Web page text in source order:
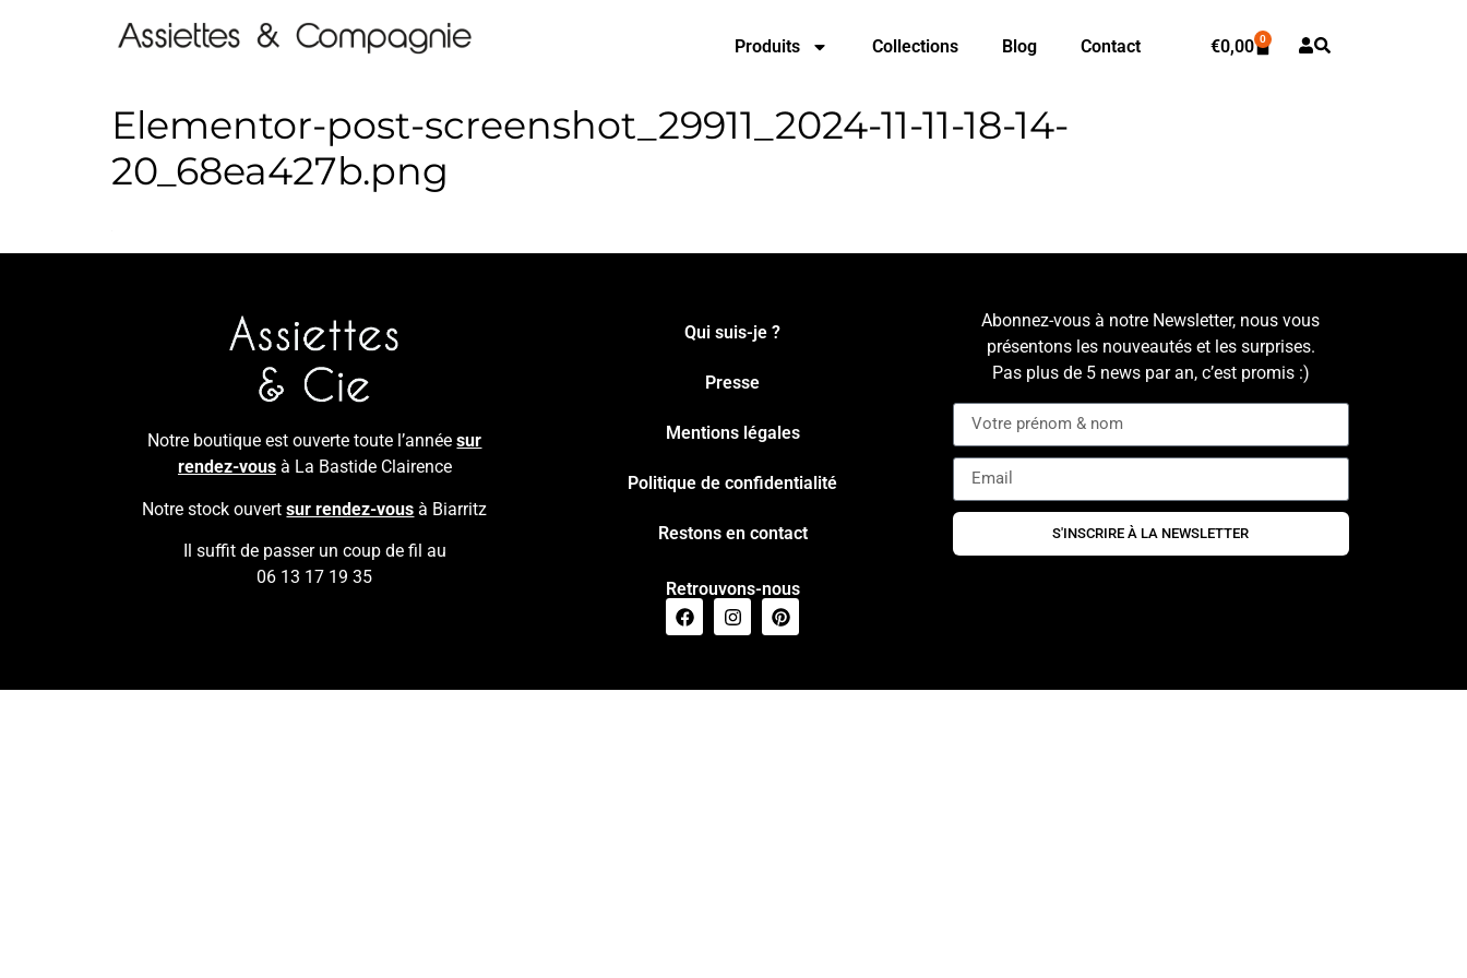
Produits Collections Blog Contact €0,00 0
Elementor-post-screenshot_29911_2024-11-11-18-14-
20_68ea427b.png
Notre boutique est ouverte toute l’annéesur
rendez-vousà La Bastide Clairence
Notre stock ouvertsur rendez-vous à Biarritz
Il suffit de passer un coup de fil au
06 13 17 19 35
Qui suis-je ?
Presse
Mentions légales
Politique de confidentialité
Restons en contact
Retrouvons-nous
Abonnez-vous à notre Newsletter, nous vous
présentons les nouveautés et les surprises.
Pas plus de 5 news par an, c’est promis :)
S'INSCRIRE À LA NEWSLETTER